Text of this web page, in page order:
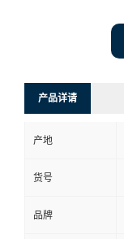
产品详请
产地
货号
品牌